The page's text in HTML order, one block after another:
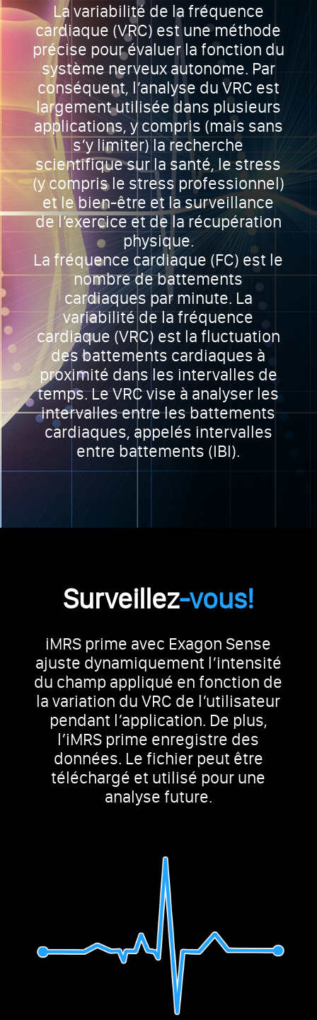
La variabilité de la fréquence
cardiaque (VRC) est une méthode
précise pour évaluer la fonction du
système nerveux autonome. Par
conséquent, l’analyse du VRC est
largement utilisée dans plusieurs
applications, y compris (mais sans
s’y limiter) la recherche
scientifique sur la santé, le stress
(y compris le stress professionnel)
et le bien-être et la surveillance
de l’exercice et de la récupération
physique.
La fréquence cardiaque (FC) est le
nombre de battements
cardiaques par minute. La
variabilité de la fréquence
cardiaque (VRC) est la fluctuation
des battements cardiaques à
proximité dans les intervalles de
temps. Le VRC vise à analyser les
intervalles entre les battements
cardiaques, appelés intervalles
entre battements (IBI).
Surveillez-vous!
iMRS prime avec Exagon Sense
ajuste dynamiquement l’intensité
du champ appliqué en fonction de
la variation du VRC de l’utilisateur
pendant l’application. De plus,
l’iMRS prime enregistre des
données. Le fichier peut être
téléchargé et utilisé pour une
analyse future.